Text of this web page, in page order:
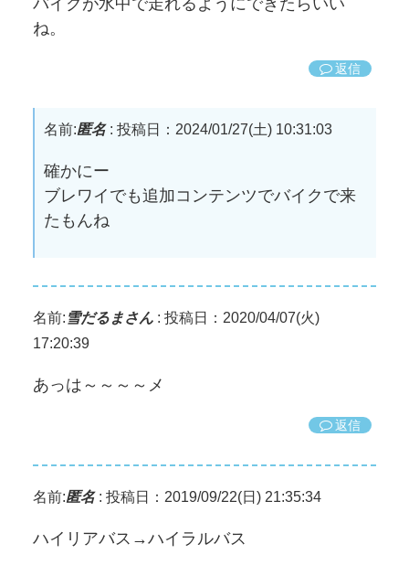
ね。
返信
名前:匿名: 投稿日：2024/01/27(土) 10:31:03
確かにー
ブレワイでも追加コンテンツでバイクで来
たもんね
名前: 雪だるまさん : 投稿日：2020/04/07(火)
17:20:39
あっは～～～～メ
返信
名前:匿名: 投稿日：2019/09/22(日) 21:35:34
ハイリアバス→ハイラルバス